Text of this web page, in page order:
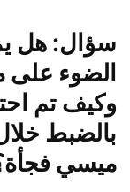
سؤال: هل
الضوء على
وكيف تم
بالضبط
ميسي